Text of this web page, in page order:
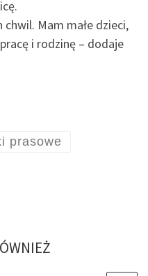
Mam małe dzieci,
i rodzinę – dodaje
prasowe